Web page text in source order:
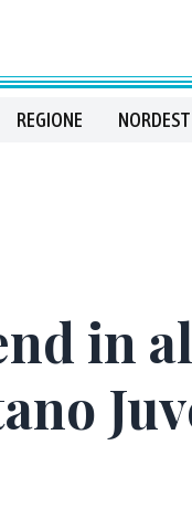
REGIONE NORDEST
in